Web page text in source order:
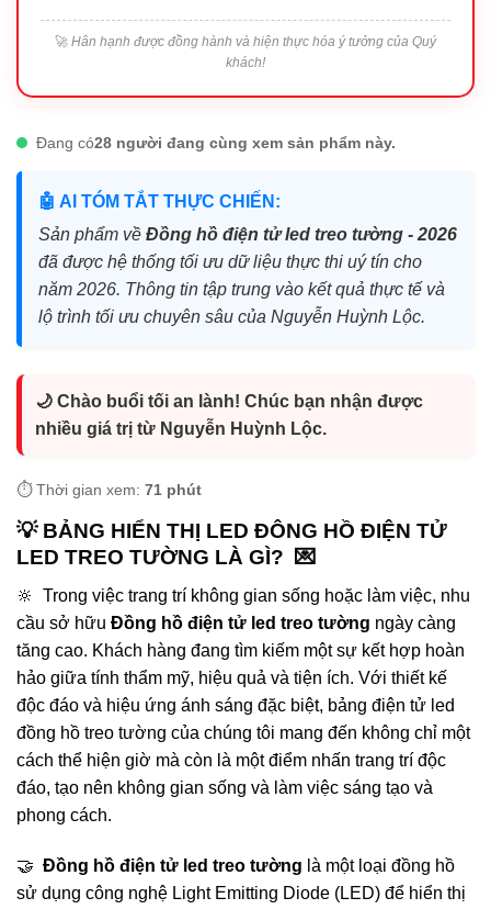
🚀 Hân hạnh được đồng hành và hiện thực hóa ý tưởng của Quý
khách!
Đang có28 người đang cùng xem sản phẩm này.
🤖 AI TÓM TẮT THỰC CHIẾN:
Sản phẩm về Đồng hồ điện tử led treo tường - 2026
đã được hệ thống tối ưu dữ liệu thực thi uý tín cho
năm 2026. Thông tin tập trung vào kết quả thực tế và
lộ trình tối ưu chuyên sâu của Nguyễn Huỳnh Lộc.
🌙 Chào buổi tối an lành! Chúc bạn nhận được
nhiều giá trị từ Nguyễn Huỳnh Lộc.
⏱️ Thời gian xem: 71 phút
💡 BẢNG HIỂN THỊ LED ĐÔNG HỒ ĐIỆN TỬ
LED TREO TƯỜNG LÀ GÌ? 💌
🔆 Trong việc trang trí không gian sống hoặc làm việc, nhu
cầu sở hữu Đồng hồ điện tử led treo tường ngày càng
tăng cao. Khách hàng đang tìm kiếm một sự kết hợp hoàn
hảo giữa tính thẩm mỹ, hiệu quả và tiện ích. Với thiết kế
độc đáo và hiệu ứng ánh sáng đặc biệt, bảng điện tử led
đồng hồ treo tường của chúng tôi mang đến không chỉ một
cách thể hiện giờ mà còn là một điểm nhấn trang trí độc
đáo, tạo nên không gian sống và làm việc sáng tạo và
phong cách.
🤝 Đồng hồ điện tử led treo tường là một loại đồng hồ
sử dụng công nghệ Light Emitting Diode (LED) để hiển thị